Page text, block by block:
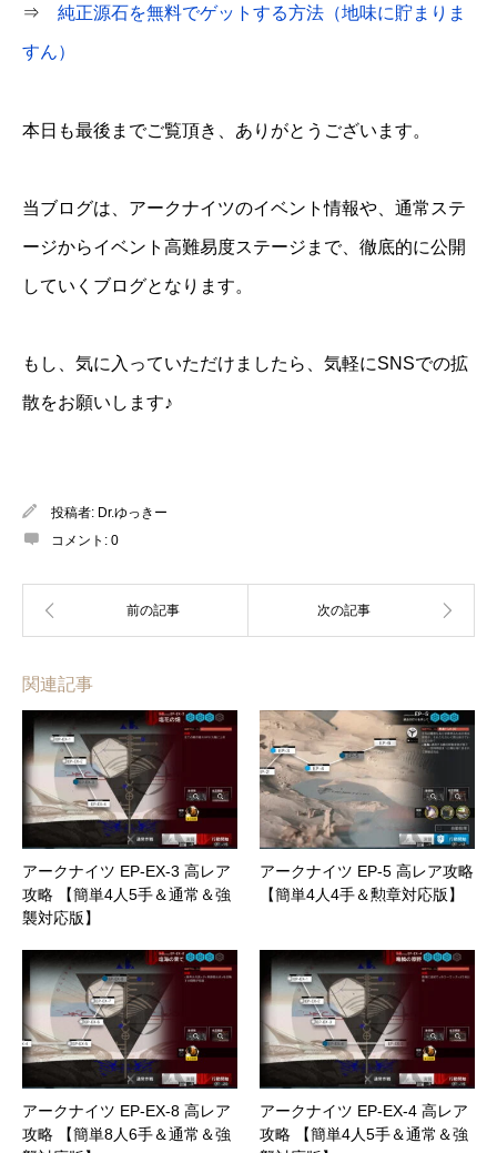
⇒ 純正源石を無料でゲットする方法（地味に貯まりま
すん）
本日も最後までご覧頂き、ありがとうございます。
当ブログは、アークナイツのイベント情報や、通常ステ
ージからイベント高難易度ステージまで、徹底的に公開
していくブログとなります。
もし、気に入っていただけましたら、気軽にSNSでの拡
散をお願いします♪
投稿者: Dr.ゆっきー
コメント: 0
関連記事
アークナイツ EP-EX-3 高レア
攻略 【簡単4人5手＆通常＆強
襲対応版】
アークナイツ EP-5 高レア攻略
【簡単4人4手＆勲章対応版】
アークナイツ EP-EX-8 高レア
攻略 【簡単8人6手＆通常＆強
アークナイツ EP-EX-4 高レア
攻略 【簡単4人5手＆通常＆強